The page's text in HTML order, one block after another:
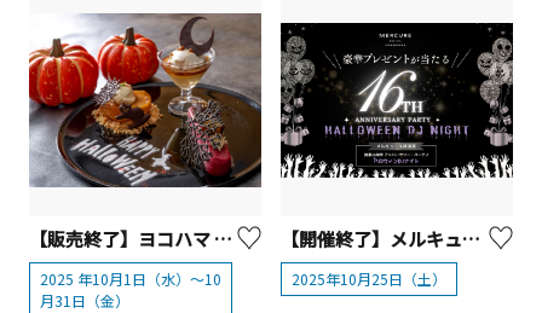
【販売終了】ヨコハマ グランド インターコンチネンタル ホテル 大人も楽しめるハロウィンスイーツ
2025 年10月1日（水）～10
月31日（金）
【開催終了】メルキュール横須賀 10/25(土)一夜限り！横須賀最大級のハロウィンDJナイト
2025年10月25日（土）